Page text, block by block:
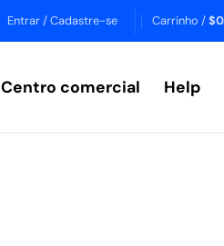
Entrar / Cadastre-se Carrinho /$
Centro comercial Help